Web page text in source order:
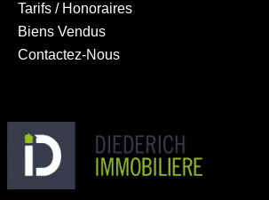
Tarifs / Honoraires
Biens Vendus
Contactez-Nous